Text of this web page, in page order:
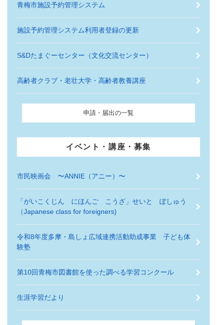
青梅市施設予約管理システム
施設予約管理システム利用者登録の更新
S&Dたまぐーセンター（文化交流センター）
高齢者クラブ・老壮大学・高齢者教養講座
申請・届出の一覧
イベント・講座・募集
市民映画会 〜ANNIE（アニー）〜
「がいこくじん にほんご こうざ」せいと ぼしゅう
（Japanese class for foreigners)
令和8年度多摩・島しょ広域連携活動助成事業 子ども体
験塾
第10回青梅市図書館を使った調べる学習コンクール
生涯学習だより